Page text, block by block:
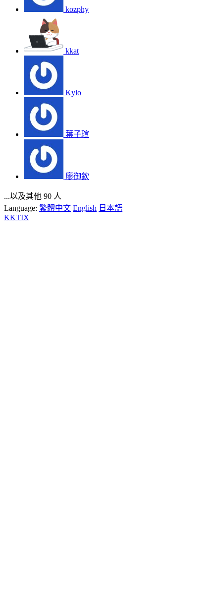
kozphy
kkat
Kylo
葉子瑄
廖御欽
...以及其他 90 人
Language: 繁體中文 English 日本語
KKTIX